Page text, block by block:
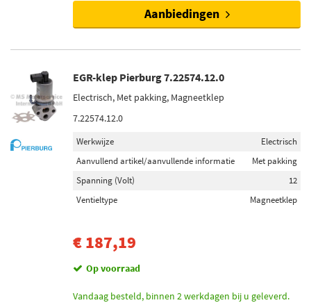
Aanbiedingen
EGR-klep Pierburg 7.22574.12.0
Electrisch, Met pakking, Magneetklep
7.22574.12.0
Werkwijze
Electrisch
Aanvullend artikel/aanvullende informatie
Met pakking
Spanning (Volt)
12
Ventieltype
Magneetklep
€ 187,19
Op voorraad
Vandaag besteld, binnen 2 werkdagen bij u geleverd.